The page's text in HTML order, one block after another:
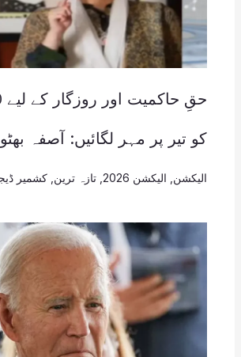
کو تیر پر مہر لگائیں: آصفہ
الیکشن الیکشن 2026 , تازہ ترین کشمیر